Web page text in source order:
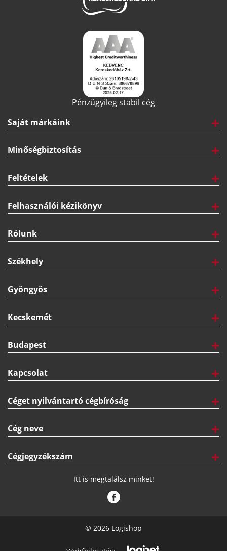
Pénzügyileg stabil cég
Saját márkáink
Minőségbiztosítás
Feltételek
Felhasználói kézikönyv
Rólunk
Székhely
Gyöngyös
Kecskemét
Budapest
Kapcsolat
Céget nyilvántartó cégbíróság
Cég neve
Cégjegyzékszám
Itt is megtalálsz minket!
© 2026 Logishop